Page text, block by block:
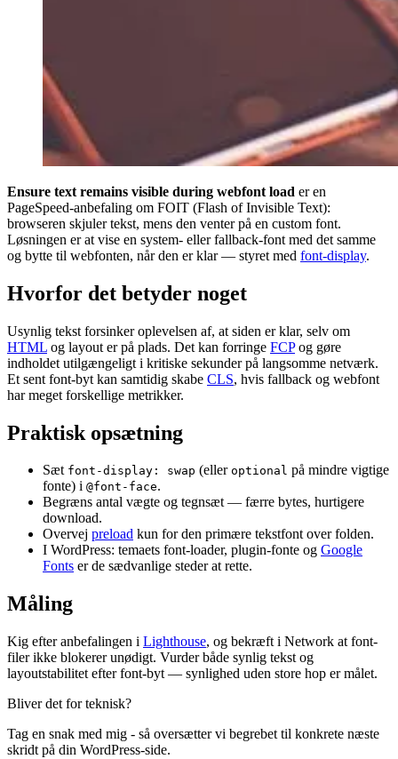
Ensure text remains visible during webfont load er en
PageSpeed-anbefaling om FOIT (Flash of Invisible Text):
browseren skjuler tekst, mens den venter på en custom font.
Løsningen er at vise en system- eller fallback-font med det samme
og bytte til webfonten, når den er klar — styret med font-display.
Hvorfor det betyder noget
Usynlig tekst forsinker oplevelsen af, at siden er klar, selv om
HTML og layout er på plads. Det kan forringe FCPog gøre
indholdet utilgængeligt i kritiske sekunder på langsomme netværk.
Et sent font-byt kan samtidig skabe CLS, hvis fallback og webfont
har meget forskellige metrikker.
Praktisk opsætning
Sæt font-display: swap (eller optional på mindre vigtige
fonte) i @font-face.
Begræns antal vægte og tegnsæt — færre bytes, hurtigere
download.
Overvej preload kun for den primære tekstfont over folden.
I WordPress: temaets font-loader, plugin-fonte og Google
Fonts er de sædvanlige steder at rette.
Måling
Kig efter anbefalingen i Lighthouse, og bekræft i Network at font-
filer ikke blokerer unødigt. Vurder både synlig tekst og
layoutstabilitet efter font-byt — synlighed uden store hop er målet.
Bliver det for teknisk?
Tag en snak med mig - så oversætter vi begrebet til konkrete næste
skridt på din WordPress-side.